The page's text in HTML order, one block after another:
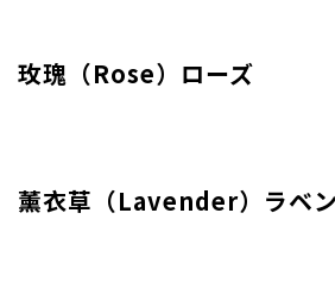
玫瑰（Rose）ローズ
薰衣草（Lavender）ラベ